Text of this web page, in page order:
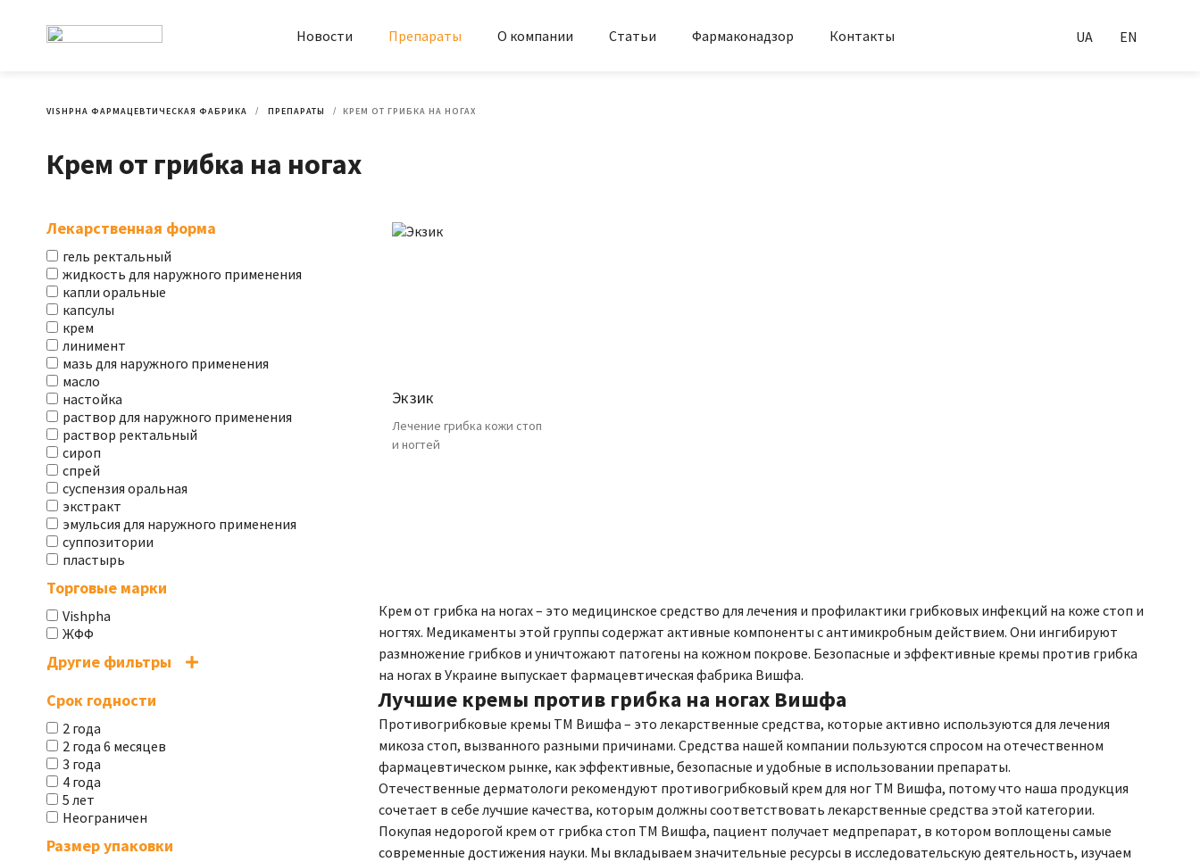
Новости Препараты О компании Статьи Фармаконадзор Контакты UA EN
VISHPHA ФАРМАЦЕВТИЧЕСКАЯ ФАБРИКА ПРЕПАРАТЫ КРЕМ ОТ ГРИБКА НА НОГАХ
Крем от грибка на ногах
Лекарственная форма
гель ректальный
жидкость для наружного применения
капли оральные
капсулы
крем
линимент
мазь для наружного применения
масло
настойка
раствор для наружного применения
раствор ректальный
сироп
спрей
суспензия оральная
экстракт
эмульсия для наружного применения
суппозитории
пластырь
Торговые марки
Vishpha
ЖФФ
Другие фильтры
Срок годности
2 года
2 года 6 месяцев
3 года
4 года
5 лет
Неограничен
Размер упаковки
Экзик
Лечение грибка кожи стоп
и ногтей
Крем от грибка на ногах – это медицинское средство для лечения и профилактики грибковых инфекций на коже стоп и
ногтях. Медикаменты этой группы содержат активные компоненты с антимикробным действием. Они ингибируют
размножение грибков и уничтожают патогены на кожном покрове. Безопасные и эффективные кремы против грибка
на ногах в Украине выпускает фармацевтическая фабрика Вишфа.
Лучшие кремы против грибка на ногах Вишфа
Противогрибковые кремы ТМ Вишфа – это лекарственные средства, которые активно используются для лечения
микоза стоп, вызванного разными причинами. Средства нашей компании пользуются спросом на отечественном
фармацевтическом рынке, как эффективные, безопасные и удобные в использовании препараты.
Отечественные дерматологи рекомендуют противогрибковый крем для ног ТМ Вишфа, потому что наша продукция
сочетает в себе лучшие качества, которым должны соответствовать лекарственные средства этой категории.
Покупая недорогой крем от грибка стоп ТМ Вишфа, пациент получает медпрепарат, в котором воплощены самые
современные достижения науки. Мы вкладываем значительные ресурсы в исследовательскую деятельность, изучаем